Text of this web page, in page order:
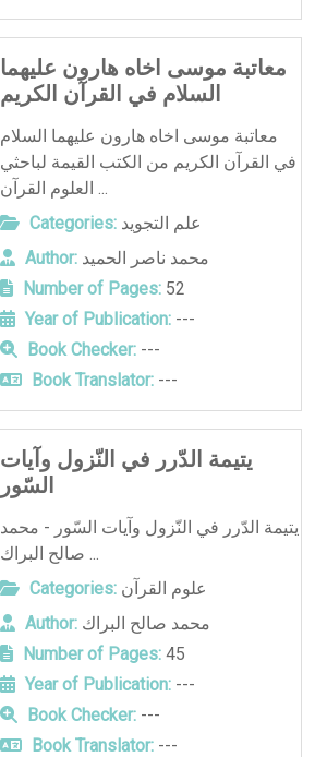
معاتبة موسى اخاه هارون عليهما
السلام في القرآن الكريم
معاتبة موسى اخاه هارون عليهما السلام
في القرآن الكريم من الكتب القيمة لباحثي
العلوم القرآن ...
Categories: علم التجويد
Author: محمد ناصر الحميد
Number of Pages:52
Year of Publication:---
Book Checker:---
Book Translator:---
يتيمة الدّرر في النّزول وآيات
السّور
يتيمة الدّرر في النّزول وآيات السّور - محمد
صالح البراك ...
Categories: علوم القرآن
Author: محمد صالح البراك
Number of Pages:45
Year of Publication:---
Book Checker:---
Book Translator:---